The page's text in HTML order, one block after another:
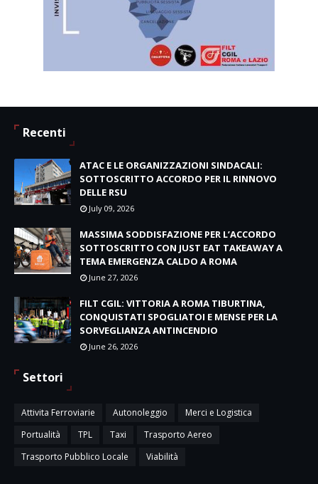
Recenti
ATAC E LE ORGANIZZAZIONI SINDACALI:
SOTTOSCRITTO ACCORDO PER IL RINNOVO
DELLE RSU
July 09, 2026
MASSIMA SODDISFAZIONE PER L’ACCORDO
SOTTOSCRITTO CON JUST EAT TAKEAWAY A
TEMA EMERGENZA CALDO A ROMA
June 27, 2026
FILT CGIL: VITTORIA A ROMA TIBURTINA,
CONQUISTATI SPOGLIATOI E MENSE PER LA
SORVEGLIANZA ANTINCENDIO
June 26, 2026
Settori
Attivita Ferroviarie Autonoleggio
Merci e Logistica
Portualità
TPL Taxi
Trasporto Aereo
Trasporto Pubblico Locale
Viabilità